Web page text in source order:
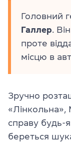
Головний
Галлер.
проте
місцю в
Зручно
«Лінкольна»,
справу будь-
береться